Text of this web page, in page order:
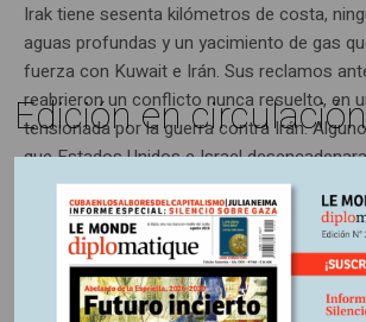
Irak tiene sesenta kilómetros de costa,
aguas profundas y un yacimiento de gas
fuerza con Kuwait e Irán. Sus reclamos
reabrieron un conflicto nunca resuelto, en
tensionada por la guerra contra Irán.
que Estados Unidos e Israel
Edición en